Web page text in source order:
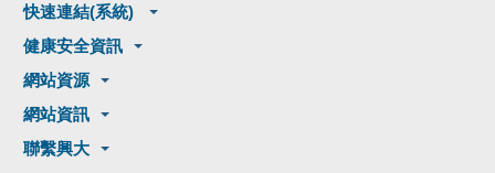
快速連結(系統)
健康安全資訊
網站資源
網站資訊
聯繫興大